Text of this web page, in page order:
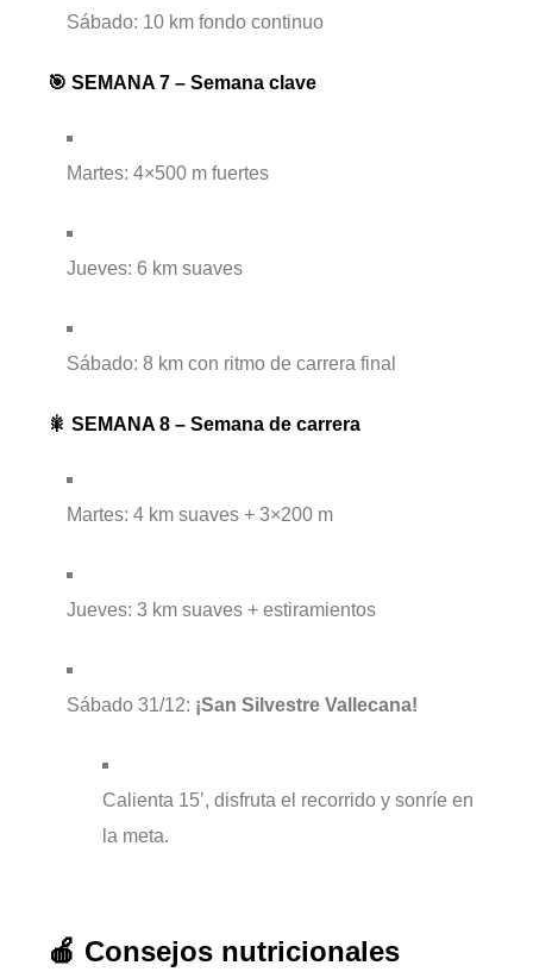
Sábado: 10 km fondo continuo
🎯 SEMANA 7 – Semana clave
Martes: 4×500 m fuertes
Jueves: 6 km suaves
Sábado: 8 km con ritmo de carrera final
🎇 SEMANA 8 – Semana de carrera
Martes: 4 km suaves + 3×200 m
Jueves: 3 km suaves + estiramientos
Sábado 31/12: ¡San Silvestre Vallecana!
Calienta 15’, disfruta el recorrido y sonríe en
la meta.
🍎 Consejos nutricionales